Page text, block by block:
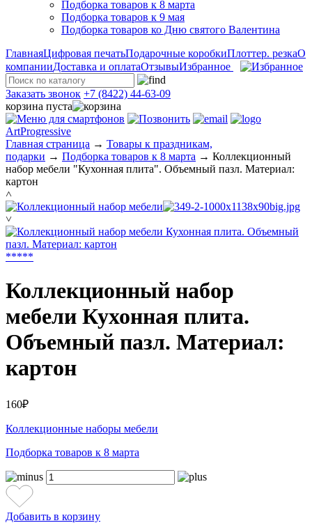
Подборка товаров к 8 марта
Подборка товаров к 9 мая
Подборка товаров ко Дню святого Валентина
ГлавнаяЦифровая печатьПодарочные коробкиПлоттер. резкаО
компанииДоставка и оплатаОтзывыИзбранное
Заказать звонок +7 (8422) 44-63-09
корзина пуста
ArtProgressive
Главная страница → Товары к праздникам,
подарки → Подборка товаров к 8 марта → Коллекционный
набор мебели "Кухонная плита". Объемный пазл. Материал:
картон
˄
˅
*****
Коллекционный набор
мебели Кухонная плита.
Объемный пазл. Материал:
картон
160₽
Коллекционные наборы мебели
Подборка товаров к 8 марта
Добавить в корзину